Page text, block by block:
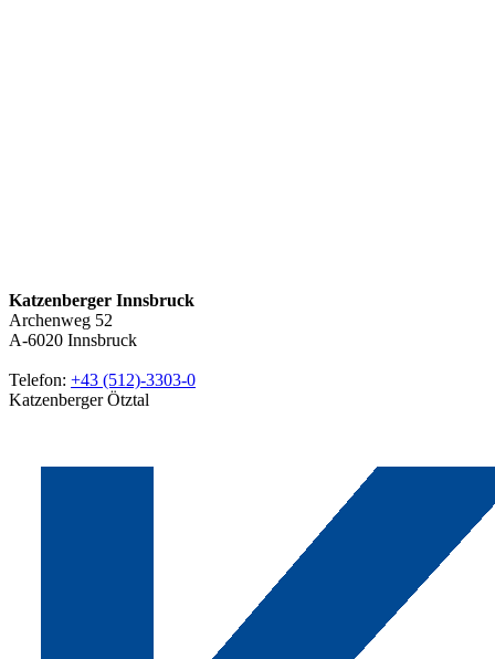
Katzenberger Innsbruck
Archenweg 52
A-6020 Innsbruck
Telefon: +43 (512)-3303-0
Katzenberger Ötztal